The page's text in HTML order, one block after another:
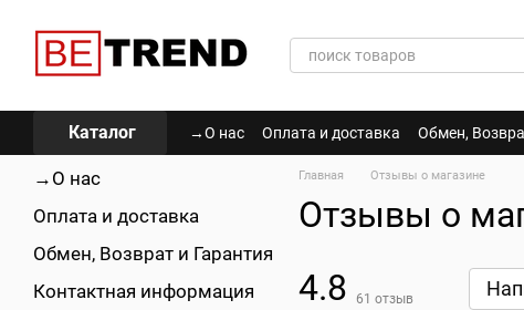
Каталог →О нас Оплата и доставка Обмен,
Политика Конфиденциальности
Главная Отзывы о магазине
Отзывы о
4.8
61 отзыв
→О нас
Оплата и доставка
Обмен, Возврат и Гарантия
Контактная информация